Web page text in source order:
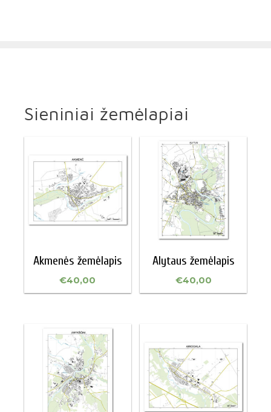
Sieniniai žemėlapiai
Akmenės žemėlapis
€40,00
Alytaus žemėlapis
€40,00